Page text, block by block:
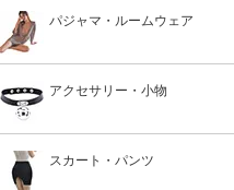
パジャマ・ルームウェア
アクセサリー・小物
スカート・パンツ